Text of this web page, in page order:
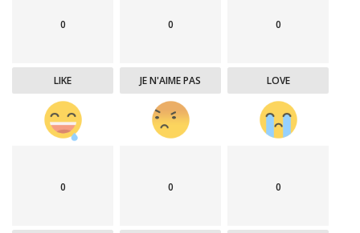
0
LIKE
0
JE N'AIME PAS
0
LOVE
0 0 0